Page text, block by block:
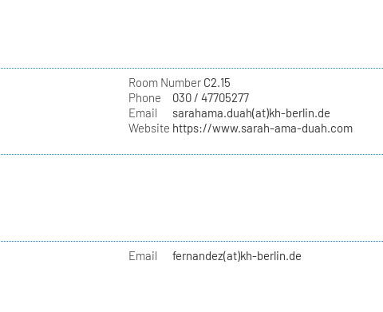
Room NumberC2.15
Phone
030 / 47705277
Email
sarahama.duah(at)kh-berlin.de
Website https://www.sarah-ama-duah.com
Email fernandez(at)kh-berlin.de